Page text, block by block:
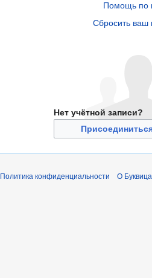
Помощь по
Сбросить ваш
Нет учётной записи?
Политика конфиденциальности О Буквица